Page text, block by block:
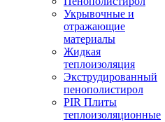
Укрывочные и
отражающие
материалы
Жидкая
теплоизоляция
Экструдированный
пенополистирол
PIR Плиты
теплоизоляционные